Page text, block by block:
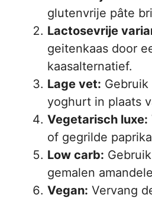
glutenvrije pâte
Lactosevrije
geitenkaas door
kaasalternatief.
Lage vet: Gebruik
yoghurt in plaats
Vegetarisch luxe:
of gegrilde
Low carb:
gemalen
Vegan: Vervang